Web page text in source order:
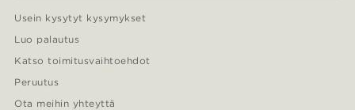
Usein kysytyt kysymykset
Luo palautus
Katso toimitusvaihtoehdot
Peruutus
Ota meihin yhteyttä